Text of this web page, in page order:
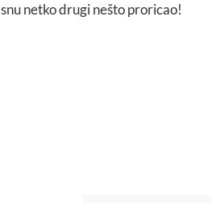
snu netko drugi nešto proricao!